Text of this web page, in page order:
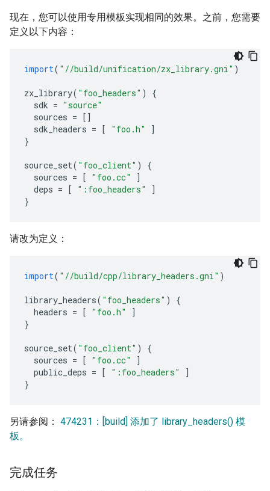
现在，您可以使用专用模板实现相同的效果。之前，您需要
定义以下内容：
import( "//build/unification/zx_library.gni" )
zx_library( "foo_headers" )
{
sdk = "source"
sources = []
sdk_headers = [ "foo.h"
]
}
source_set( "foo_client" )
{
sources = [ "foo.cc"
]
deps = [ ":foo_headers"
]
}
请改为定义：
import( "//build/cpp/library_headers.gni" )
library_headers( "foo_headers" )
{
headers = [ "foo.h"
]
}
source_set( "foo_client" )
{
sources = [ "foo.cc"
]
public_deps = [ ":foo_headers"
]
}
另请参阅： 474231：[build] 添加了 library_headers() 模
板。
完成任务